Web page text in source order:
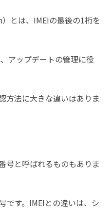
とは、IMEIの最後の1桁を
アップデートの管理に役
方法に大きな違いはありま
号と呼ばれるものもありま
です。IMEIとの違いは、シ